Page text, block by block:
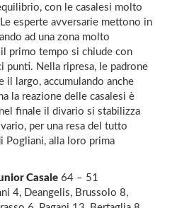
con le casalesi molto
esperte avversarie mettono in
ad una zona molto
primo tempo si chiude con
punti. Nella ripresa, le padrone
il largo, accumulando anche
la reazione delle casalesi è
finale il divario si stabilizza
per una resa del tutto
Pogliani, alla loro prima
Casale 64 – 51
4, Deangelis, Brussolo 8,